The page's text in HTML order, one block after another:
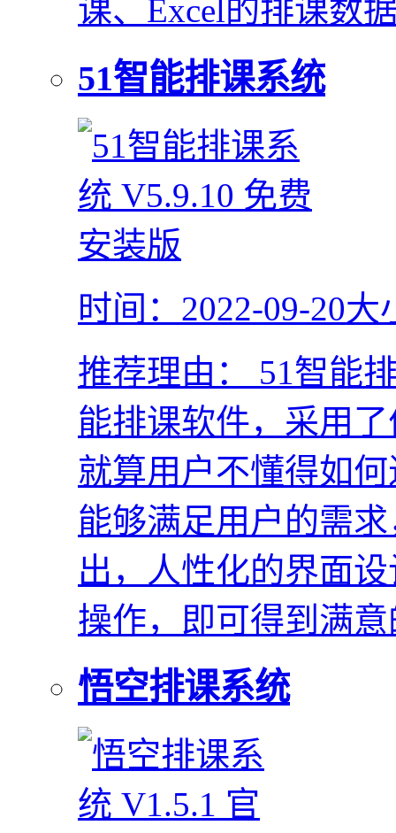
课、Excel的排课数
51智能排课系统
时间：2022-09-20大
推荐理由：
51智能
能排课软件，采用
就算用户不懂得如
能够满足用户的需
出，人性化的界面
操作，即可得到满
悟空排课系统